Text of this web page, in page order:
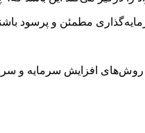
مطمئن و پرسود
افزایش سرمایه و